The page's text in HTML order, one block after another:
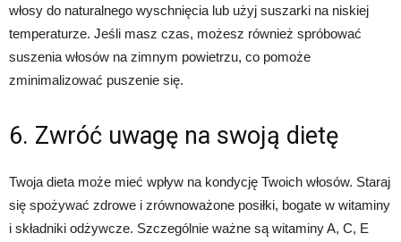
włosy do naturalnego wyschnięcia lub użyj suszarki na niskiej
temperaturze. Jeśli masz czas, możesz również spróbować
suszenia włosów na zimnym powietrzu, co pomoże
zminimalizować puszenie się.
6. Zwróć uwagę na swoją dietę
Twoja dieta może mieć wpływ na kondycję Twoich włosów. Staraj
się spożywać zdrowe i zrównoważone posiłki, bogate w witaminy
i składniki odżywcze. Szczególnie ważne są witaminy A, C, E